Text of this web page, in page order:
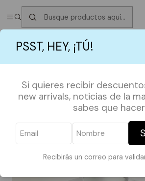
PSST, HEY, ¡TÚ!
Si quieres recibir
new arrivals, noticias de la
sabes que
Recibirás un correo para
✮ ⋆ ˚｡𖦹 ⋆｡°✩Próximos Despachos martes
⋆｡°✩
OFERTAS
Top TALLA M Gryffindor